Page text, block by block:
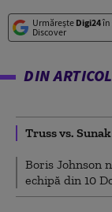
Urmărește Digi24în
Discover
DIN ARTICOL
Truss vs. Sunak
Boris Johnson
echipă din 10